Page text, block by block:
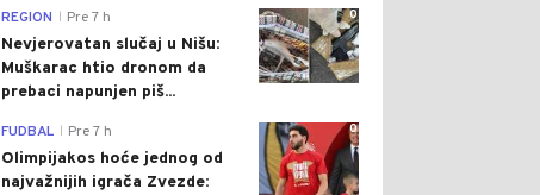
0
REGION Pre 7 h
Nevjerovatan slučaj u Nišu:
Muškarac htio dronom da
prebaci napunjen piš...
0
FUDBAL Pre 7 h
Olimpijakos hoće jednog od
najvažnijih igrača Zvezde: